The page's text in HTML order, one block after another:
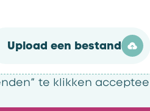
Upload een bestand
te klikken